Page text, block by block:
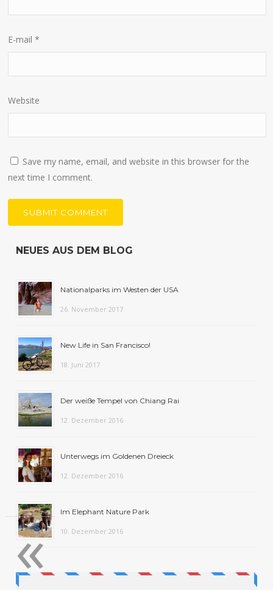
E-mail*
Website
Save my name, email, and website in this browser for the
next time I comment.
NEUES AUS DEM BLOG
Nationalparks im Westen der USA
26. November 2017
New Life in San Francisco!
18. Juni 2017
Der weiße Tempel von Chiang Rai
12. Dezember 2016
Unterwegs im Goldenen Dreieck
12. Dezember 2016
Im Elephant Nature Park
10. Dezember 2016
«